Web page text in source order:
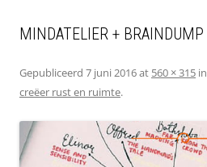
MINDATELIER + BRAINDUMP
Gepubliceerd 7 juni 2016at 560 × 315 in
creëer rust en ruimte.